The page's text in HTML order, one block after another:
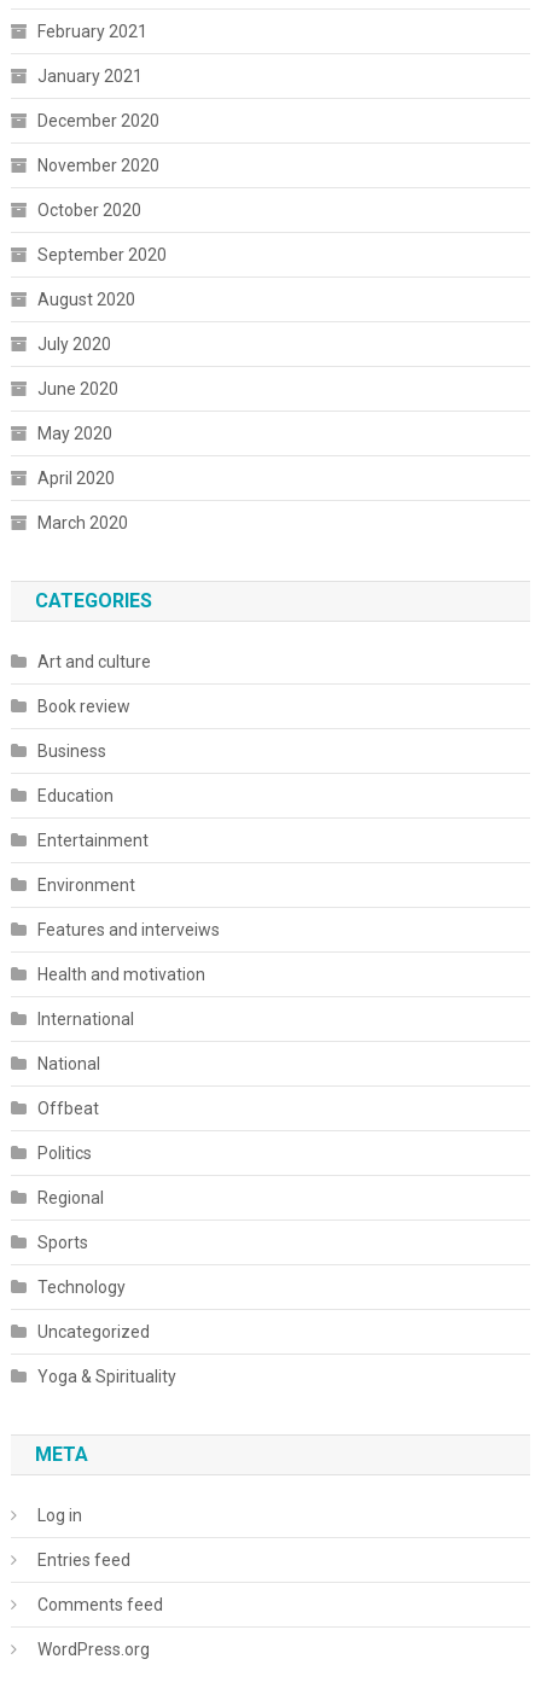
February 2021
January 2021
December 2020
November 2020
October 2020
September 2020
August 2020
July 2020
June 2020
May 2020
April 2020
March 2020
CATEGORIES
Art and culture
Book review
Business
Education
Entertainment
Environment
Features and interveiws
Health and motivation
International
National
Offbeat
Politics
Regional
Sports
Technology
Uncategorized
Yoga & Spirituality
META
Log in
Entries feed
Comments feed
WordPress.org